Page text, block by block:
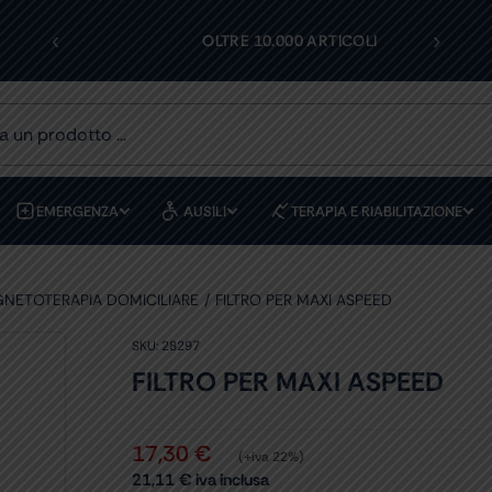
‹ OLTRE 10.000 ARTICOLI ›
EMERGENZA AUSILI TERAPIA E RIABILITAZIONE
DOMICILIARE FILTRO PER MAXI ASPEED
SKU: 28297
FILTRO PER MAXI ASPEED
17,30 € (+iva 22%)
21,11 € iva inclusa